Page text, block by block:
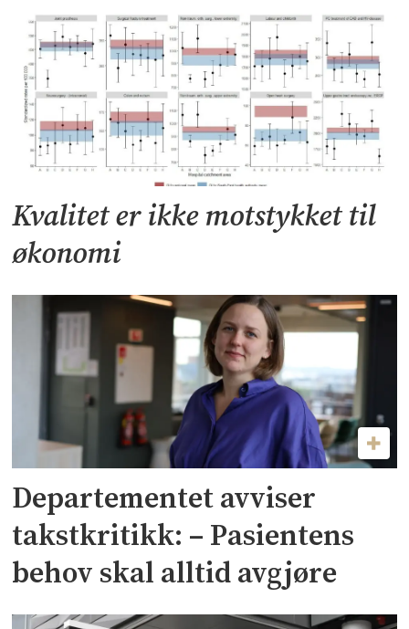
Kvalitet er ikke motstykket til
økonomi
Departementet avviser
takstkritikk: – Pasientens
behov skal alltid avgjøre